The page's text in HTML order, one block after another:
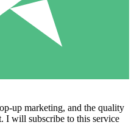
up marketing, and the quality
I will subscribe to this service